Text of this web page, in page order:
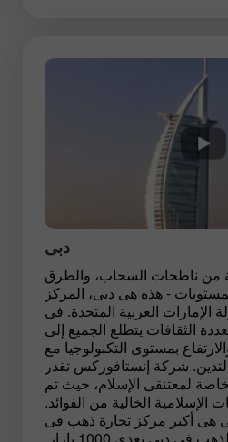
دبى
من ناطحات السحاب، والطرق
- هذه هى دبى، المركز
الإمارات العربية المتحدة. فى
الثقافات يتطلع الجميع إلى
بمستوى التكنولوجيا مع
شركة إنستافوركس تقدر
خاصة لمعتنقى الإسلام، حيث تم
الإسلامية الخالية من الفوائد.
هى أكبر مركز تجارة ذهب فى